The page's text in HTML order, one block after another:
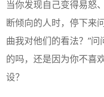
当你发现自己变得易怒
断倾向的人时，停下来
曲我对他们的看法？”
的吗，还是因为你不喜
设？